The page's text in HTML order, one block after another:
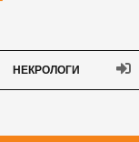
НЕКРОЛОГИ